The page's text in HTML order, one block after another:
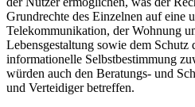
Grundrechte des Einzelnen auf eine
Telekommunikation, der Wohnung
Lebensgestaltung sowie dem Schutz
informationelle Selbstbestimmung
würden auch den Beratungs- und
und Verteidiger betreffen.